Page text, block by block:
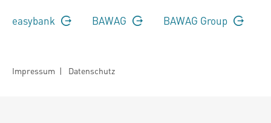
easybank BAWAG BAWAG Group
Impressum | Datenschutz